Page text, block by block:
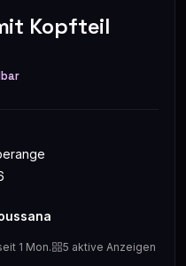
Kopfteil
1 Mon. 5 aktive Anzeigen